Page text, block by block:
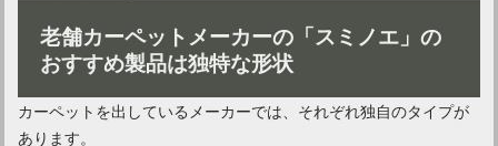
老舗カーペットメーカーの「スミノエ」の
おすすめ製品は独特な形状
カーペットを出しているメーカーでは、それぞれ独自のタイプが
あります。